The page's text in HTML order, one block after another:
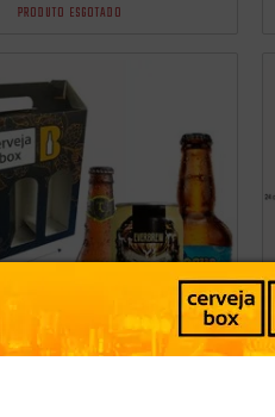
PRODUTO ESGOTADO